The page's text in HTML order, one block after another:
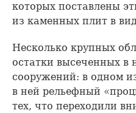
которых поставлены
из каменных плит в
Несколько крупных
остатки высеченных в
сооружений: в одном
в ней рельефный
тех, что переходили